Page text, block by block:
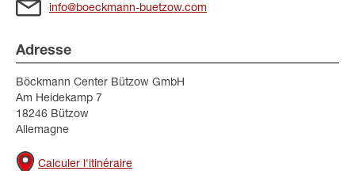
info@boeckmann-buetzow.com
Adresse
Böckmann Center Bützow GmbH
Am Heidekamp 7
18246 Bützow
Allemagne
Calculer l'itinéraire